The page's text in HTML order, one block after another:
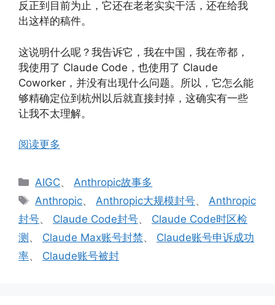
反正到目前为止，它还在老老实实干活，还在给我
出这样的稿件。
这说明什么呢？我告诉它，我在中国，我在帝都，
我使用了 Claude Code，也使用了 Claude
Coworker，并没有出现什么问题。所以，它怎么能
够精确定位到杭州以后就直接封掉，这确实有一些
让我不太理解。
阅读更多
分
类
AIGC、Anthropic故事多
标
签
Anthropic、Anthropic大规模封号、Anthropic
封号、 Claude Code封号、 Claude Code时区检
测 、 Claude Max账号封禁、 Claude账号申诉成功
率、 Claude账号被封